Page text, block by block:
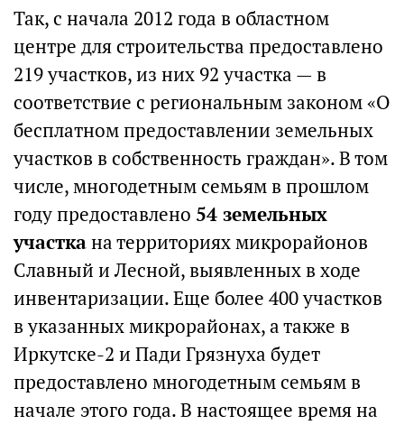
Так, с начала 2012 года в областном
центре для строительства предоставлено
219 участков, из них 92 участка — в
соответствие с региональным законом «О
бесплатном предоставлении земельных
участков в собственность граждан». В том
числе, многодетным семьям в прошлом
году предоставлено 54 земельных
участкана территориях микрорайонов
Славный и Лесной, выявленных в ходе
инвентаризации. Еще более 400 участков
в указанных микрорайонах, а также в
Иркутске-2 и Пади Грязнуха будет
предоставлено многодетным семьям в
начале этого года. В настоящее время на